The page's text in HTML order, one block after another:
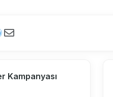
Kampanyası